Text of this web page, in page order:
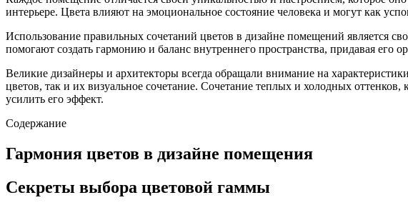
интерьере. Цвета влияют на эмоциональное состояние человека и могут как
Использование правильных сочетаний цветов в дизайне помещений является
помогают создать гармонию и баланс внутреннего пространства, придавая его
Великие дизайнеры и архитекторы всегда обращали внимание на
цветов, так и их визуальное сочетание. Сочетание теплых и холодных
усилить его эффект.
Содержание
Гармония цветов в дизайне помещения
Секреты выбора цветовой гаммы